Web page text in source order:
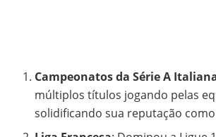
Campeonatos da Série A
múltiplos títulos jogando pelas
solidificando sua reputação